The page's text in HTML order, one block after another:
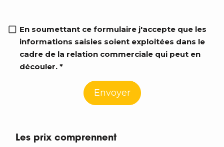
RGPD info
En soumettant ce formulaire j'accepte que les
informations saisies soient exploitées dans le
cadre de la relation commerciale qui peut en
découler. *
Envoyer
Les prix comprennent